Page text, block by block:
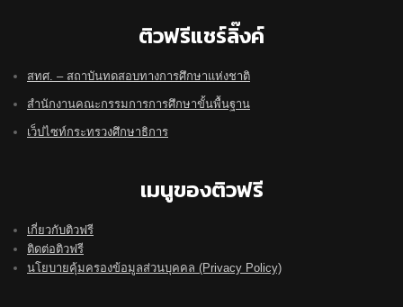
ติวฟรีแชร์ลิ๊งค์
สทศ. – สถาบันทดสอบทางการศึกษาแห่งชาติ
สำนักงานคณะกรรมการการศึกษาขั้นพื้นฐาน
เว็ปไซท์กระทรวงศึกษาธิการ
เมนูของติวฟรี
เกี่ยวกับติวฟรี
ติดต่อติวฟรี
นโยบายคุ้มครองข้อมูลส่วนบุคคล (Privacy Policy)